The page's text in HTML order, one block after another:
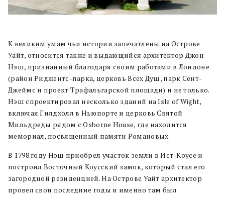
К великим умам чьи истории запечатлены на Острове
Уайт, относится также и выдающийся архитектор Джон
Нэш, признанный благодаря своим работами в Лондоне
(район Риджентс-парка, церковь Всех Душ, парк Сент-
Джеймс и проект Трафальгарской площади) и не только.
Нэш спроектировал несколько зданий на Isle of Wight,
включая Гилдхолл в Ньюпорте и церковь Святой
Мильдреды рядом с Osborne House, где находится
мемориал, посвященный памяти Романовых.
В 1798 году Нэш приобрел участок земли в Ист-Коусе и
построил Восточный Коусский замок, который стал его
загородной резиденцией. На Острове Уайт архитектор
провел свои последние годы и именно там был